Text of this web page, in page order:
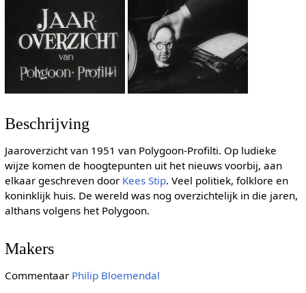
Beschrijving
Jaaroverzicht van 1951 van Polygoon-Profilti. Op ludieke
wijze komen de hoogtepunten uit het nieuws voorbij, aan
elkaar geschreven door Kees Stip. Veel politiek, folklore en
koninklijk huis. De wereld was nog overzichtelijk in die jaren,
althans volgens het Polygoon.
Makers
Commentaar Philip Bloemendal